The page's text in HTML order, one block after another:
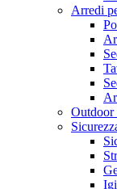
Arredi
Outdoor